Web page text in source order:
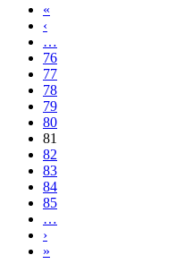
«
‹
…
76
77
78
79
80
81
82
83
84
85
…
›
»